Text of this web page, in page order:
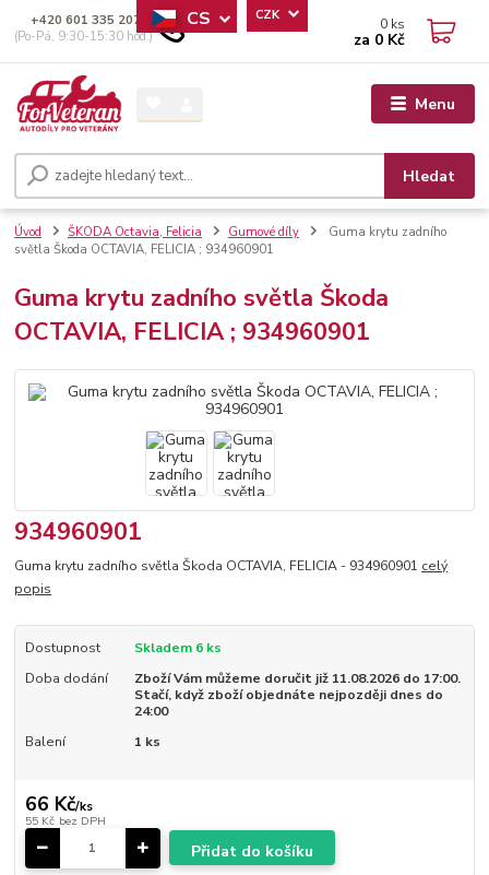
Menu
CS CZK
Hledat
+420 601 335 207
(Po-Pá, 9:30-15:30 hod.)
0 ks
za 0 Kč
Úvod ŠKODA Octavia, Felicia Gumové díly
Guma krytu zadního
světla Škoda OCTAVIA, FELICIA ; 934960901
Guma krytu zadního světla Škoda
OCTAVIA, FELICIA ; 934960901
934960901
Guma krytu zadního světla Škoda OCTAVIA, FELICIA - 934960901 celý
popis
Dostupnost
Skladem 6 ks
Doba dodání
Zboží Vám můžeme doručit již 11.08.2026 do 17:00.
Stačí, když zboží objednáte nejpozději dnes do
24:00
Balení
1 ks
66 Kč/ks
55 Kč bez DPH
Přidat do košíku